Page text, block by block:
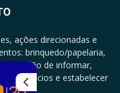
ações direcionadas e
brinquedo/papelaria,
a missão de informar,
de negócios e estabelecer